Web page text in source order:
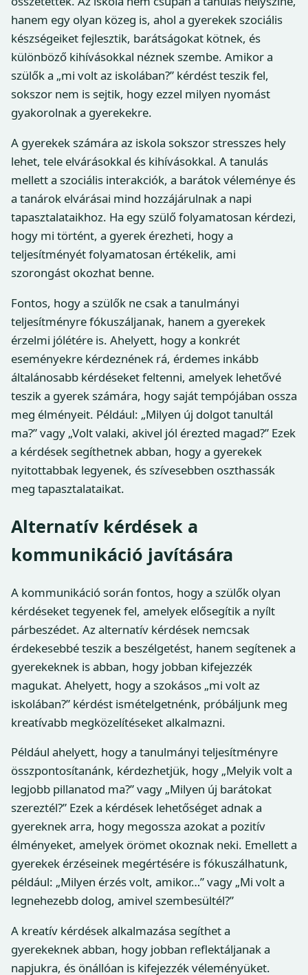
hanem egy olyan közeg is, ahol a gyerekek szociális
készségeiket fejlesztik, barátságokat kötnek, és
különböző kihívásokkal néznek szembe. Amikor a
szülők a „mi volt az iskolában?” kérdést teszik fel,
sokszor nem is sejtik, hogy ezzel milyen nyomást
gyakorolnak a gyerekekre.
A gyerekek számára az iskola sokszor stresszes hely
lehet, tele elvárásokkal és kihívásokkal. A tanulás
mellett a szociális interakciók, a barátok véleménye és
a tanárok elvárásai mind hozzájárulnak a napi
tapasztalataikhoz. Ha egy szülő folyamatosan kérdezi,
hogy mi történt, a gyerek érezheti, hogy a
teljesítményét folyamatosan értékelik, ami
szorongást okozhat benne.
Fontos, hogy a szülők ne csak a tanulmányi
teljesítményre fókuszáljanak, hanem a gyerekek
érzelmi jólétére is. Ahelyett, hogy a konkrét
eseményekre kérdeznének rá, érdemes inkább
általánosabb kérdéseket feltenni, amelyek lehetővé
teszik a gyerek számára, hogy saját tempójában ossza
meg élményeit. Például: „Milyen új dolgot tanultál
ma?” vagy „Volt valaki, akivel jól érezted magad?” Ezek
a kérdések segíthetnek abban, hogy a gyerekek
nyitottabbak legyenek, és szívesebben oszthassák
meg tapasztalataikat.
Alternatív kérdések a
kommunikáció javítására
A kommunikáció során fontos, hogy a szülők olyan
kérdéseket tegyenek fel, amelyek elősegítik a nyílt
párbeszédet. Az alternatív kérdések nemcsak
érdekesebbé teszik a beszélgetést, hanem segítenek a
gyerekeknek is abban, hogy jobban kifejezzék
magukat. Ahelyett, hogy a szokásos „mi volt az
iskolában?” kérdést ismételgetnénk, próbáljunk meg
kreatívabb megközelítéseket alkalmazni.
Például ahelyett, hogy a tanulmányi teljesítményre
összpontosítanánk, kérdezhetjük, hogy „Melyik volt a
legjobb pillanatod ma?” vagy „Milyen új barátokat
szereztél?” Ezek a kérdések lehetőséget adnak a
gyereknek arra, hogy megossza azokat a pozitív
élményeket, amelyek örömet okoznak neki. Emellett a
gyerekek érzéseinek megértésére is fókuszálhatunk,
például: „Milyen érzés volt, amikor…” vagy „Mi volt a
legnehezebb dolog, amivel szembesültél?”
A kreatív kérdések alkalmazása segíthet a
gyerekeknek abban, hogy jobban reflektáljanak a
napjukra, és önállóan is kifejezzék véleményüket.